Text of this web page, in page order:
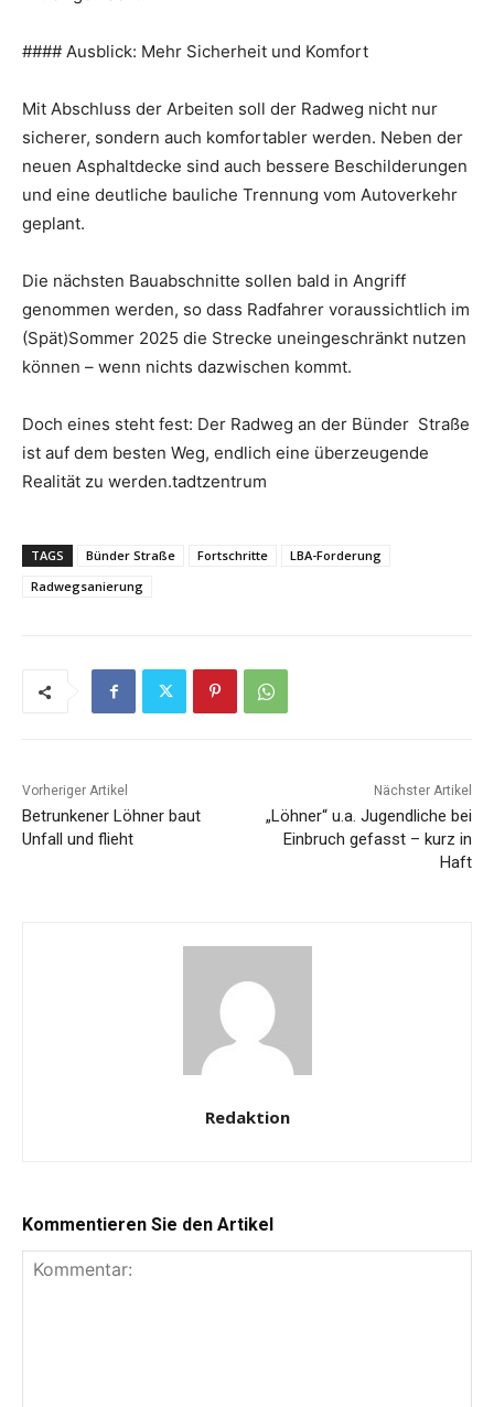
#### Ausblick: Mehr Sicherheit und Komfort
Mit Abschluss der Arbeiten soll der Radweg nicht nur
sicherer, sondern auch komfortabler werden. Neben der
neuen Asphaltdecke sind auch bessere Beschilderungen
und eine deutliche bauliche Trennung vom Autoverkehr
geplant.
Die nächsten Bauabschnitte sollen bald in Angriff
genommen werden, so dass Radfahrer voraussichtlich im
(Spät)Sommer 2025 die Strecke uneingeschränkt nutzen
können – wenn nichts dazwischen kommt.
Doch eines steht fest: Der Radweg an der Bünder Straße
ist auf dem besten Weg, endlich eine überzeugende
Realität zu werden.tadtzentrum
TAGS Bünder Straße Fortschritte
LBA-Forderung
Radwegsanierung
Vorheriger Artikel
Betrunkener Löhner baut
Unfall und flieht
Nächster Artikel
„Löhner“ u.a. Jugendliche bei
Einbruch gefasst – kurz in
Haft
Redaktion
Kommentieren Sie den Artikel